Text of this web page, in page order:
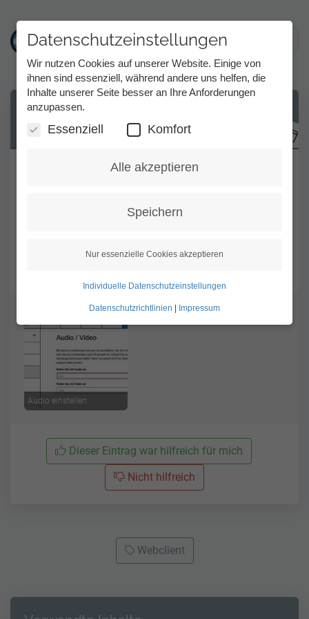
Direkt
Audio ein- oder ausstellen im
Webclient
Wenn Sie Voice Carry Over - Selbst
nutzen möchten, müssen sie die
Audio nutzen möchten, stellen Sie Audio
Audio einstellen
Dieser Eintrag war hilfreich für mich
Nicht hilfreich
Webclient
Datenschutzeinstellungen
Wir nutzen Cookies auf unserer Website. Einige von
ihnen sind essenziell, während andere uns helfen, die
Inhalte unserer Seite besser an Ihre Anforderungen
anzupassen.
Essenziell Komfort
Alle akzeptieren
Speichern
Nur essenzielle Cookies akzeptieren
Individuelle Datenschutzeinstellungen
Datenschutzrichtlinien Impressum